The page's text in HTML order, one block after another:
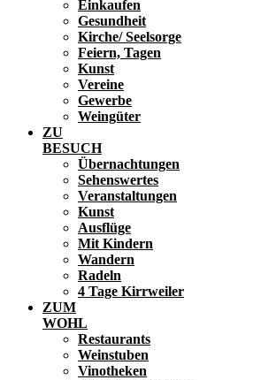
Einkaufen
Gesundheit
Kirche/ Seelsorge
Feiern, Tagen
Kunst
Vereine
Gewerbe
Weingüter
ZU
BESUCH
Übernachtungen
Sehenswertes
Veranstaltungen
Kunst
Ausflüge
Mit Kindern
Wandern
Radeln
4 Tage Kirrweiler
ZUM
WOHL
Restaurants
Weinstuben
Vinotheken